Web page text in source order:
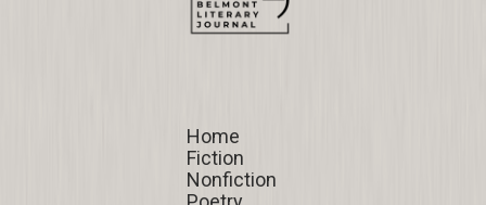
Home
Home
Fiction
Fiction
Nonfiction